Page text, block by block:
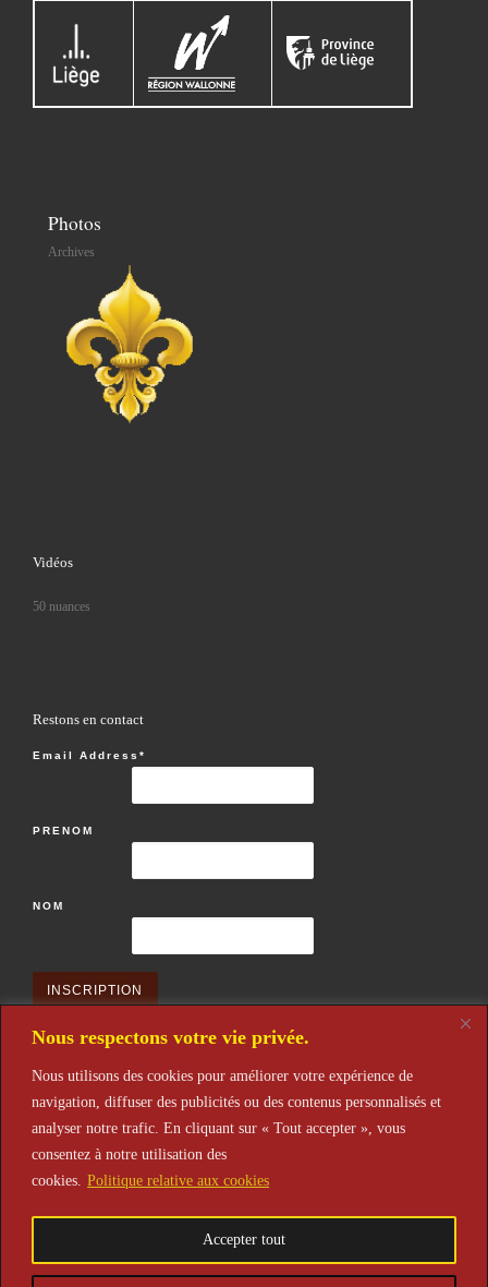
Nous respectons votre vie privée.
Nous utilisons des cookies pour améliorer votre expérience de
navigation, diffuser des publicités ou des contenus personnalisés et
analyser notre trafic. En cliquant sur « Tout accepter », vous
consentez à notre utilisation des
cookies. Politique relative aux cookies
Accepter tout
Photos
Archives
Vidéos
50 nuances
Restons en contact
Email Address*
PRENOM
NOM
Restons en contact
après votre inscription n'oubliez pas de la valider après réception de
© 2026Théâtre de L'Alena– Tous droits réservés